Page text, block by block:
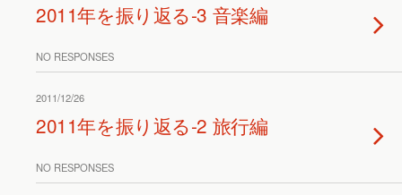
2011年を振り返る-3 音楽編
NO RESPONSES
2011/12/26
2011年を振り返る-2 旅行編
NO RESPONSES